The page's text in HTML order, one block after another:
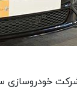
خودروسازی